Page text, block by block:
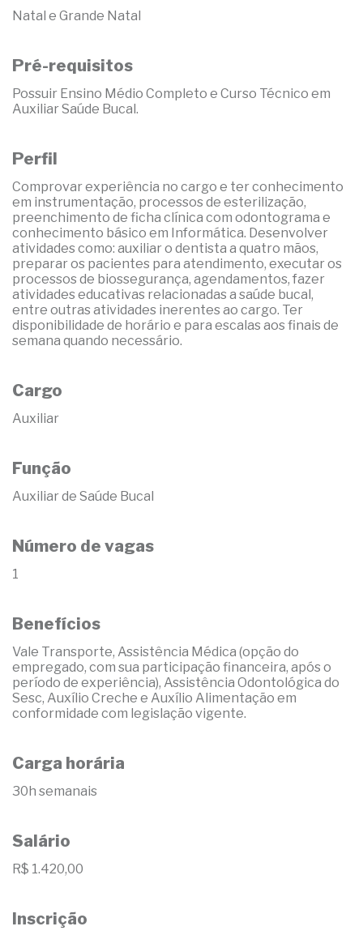
Natal e Grande Natal
Pré-requisitos
Possuir Ensino Médio Completo e Curso Técnico em
Auxiliar Saúde Bucal.
Perfil
Comprovar experiência no cargo e ter conhecimento
em instrumentação, processos de esterilização,
preenchimento de ficha clínica com odontograma e
conhecimento básico em Informática. Desenvolver
atividades como: auxiliar o dentista a quatro mãos,
preparar os pacientes para atendimento, executar os
processos de biossegurança, agendamentos, fazer
atividades educativas relacionadas a saúde bucal,
entre outras atividades inerentes ao cargo. Ter
disponibilidade de horário e para escalas aos finais de
semana quando necessário.
Cargo
Auxiliar
Função
Auxiliar de Saúde Bucal
Número de vagas
1
Benefícios
Vale Transporte, Assistência Médica (opção do
empregado, com sua participação financeira, após o
período de experiência), Assistência Odontológica do
Sesc, Auxílio Creche e Auxílio Alimentação em
conformidade com legislação vigente.
Carga horária
30h semanais
Salário
R$ 1.420,00
Inscrição